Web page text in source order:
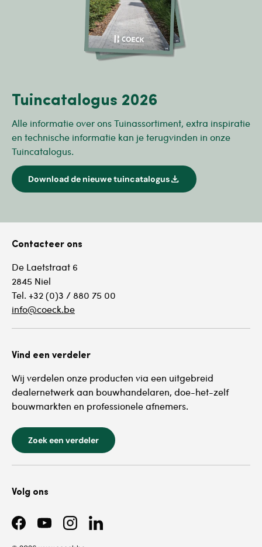
Tuincatalogus 2026
Alle informatie over ons Tuinassortiment, extra inspiratie
en technische informatie kan je terugvinden in onze
Tuincatalogus.
Download de nieuwe tuincatalogusdownload
Contacteer ons
De Laetstraat 6
2845 Niel
Tel. +32 (0)3 / 880 75 00
info@coeck.be
Vind een verdeler
Wij verdelen onze producten via een uitgebreid
dealernetwerk aan bouwhandelaren, doe-het-zelf
bouwmarkten en professionele afnemers.
Zoek een verdeler
Volg ons
FacebookYouTubeInstagramLinkedIn